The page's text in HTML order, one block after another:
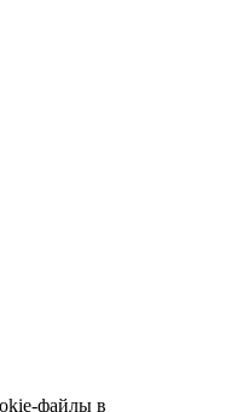
файлы в